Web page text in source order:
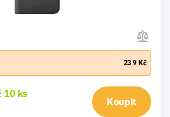
239 Kč
10 ks
Koupit